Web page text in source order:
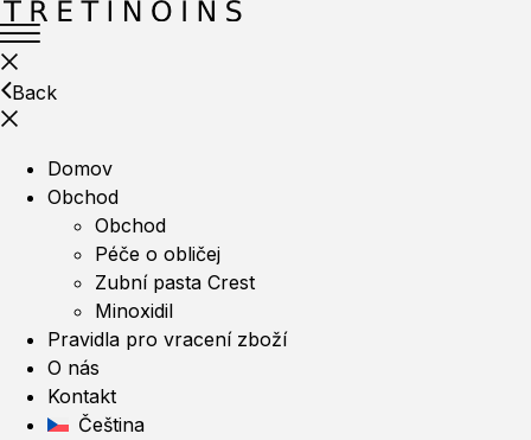
Back
Domov
Obchod
Obchod
Péče o obličej
Zubní pasta Crest
Minoxidil
Pravidla pro vracení zboží
O nás
Kontakt
Čeština